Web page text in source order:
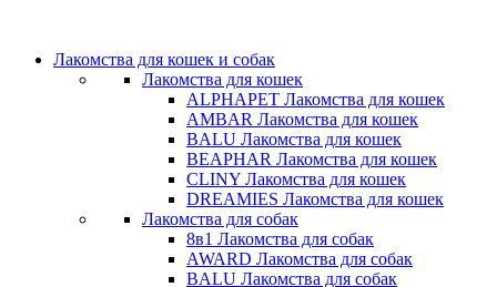
Лакомства для кошек и собак
Лакомства для кошек
ALPHAPET Лакомства для кошек
AMBAR Лакомства для кошек
BALU Лакомства для кошек
BEAPHAR Лакомства для кошек
CLINY Лакомства для кошек
DREAMIES Лакомства для кошек
Лакомства для собак
8в1 Лакомства для собак
AWARD Лакомства для собак
BALU Лакомства для собак